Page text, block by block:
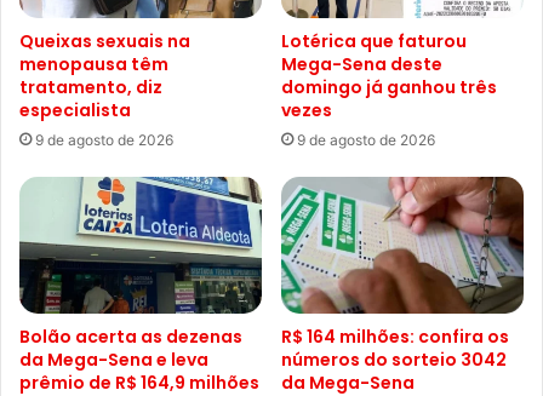
Queixas sexuais na
menopausa têm
tratamento, diz
especialista
9 de agosto de 2026
Lotérica que faturou
Mega-Sena deste
domingo já ganhou três
vezes
9 de agosto de 2026
Bolão acerta as dezenas
da Mega-Sena e leva
prêmio de R$ 164,9 milhões
R$ 164 milhões: confira os
números do sorteio 3042
da Mega-Sena